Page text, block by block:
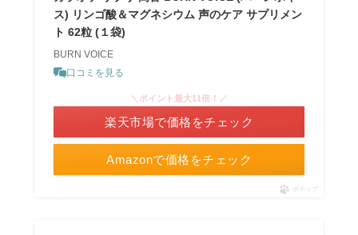
ス) リンゴ酸＆マグネシウム 声のケア サプリメン
ト 62粒 (１袋)
BURN VOICE
口コミを見る
Amazonで価格をチェック
＼ポイント最大11倍！／
楽天市場で価格をチェック
ポチップ